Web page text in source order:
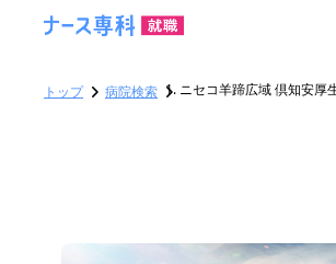
トップ 病院検索 ニセコ羊蹄広域 倶知安厚